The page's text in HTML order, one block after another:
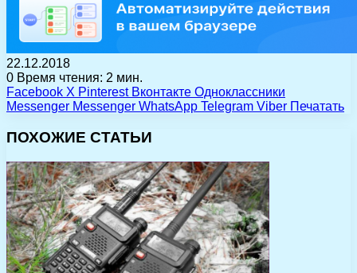
22.12.2018
0 Время чтения: 2 мин.
Facebook X Pinterest Вконтакте Одноклассники
Messenger Messenger WhatsApp Telegram Viber Печатать
ПОХОЖИЕ СТАТЬИ